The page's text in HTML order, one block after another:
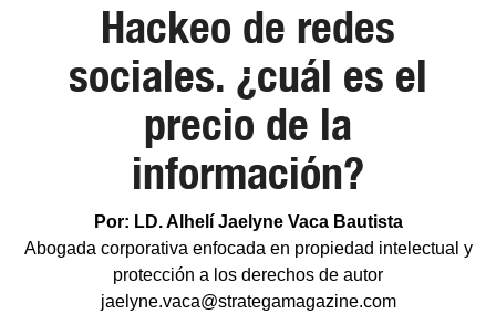
Hackeo de redes
sociales. ¿cuál es el
precio de la
información?
Por: LD. Alhelí Jaelyne Vaca Bautista
Abogada corporativa enfocada en propiedad intelectual y
protección a los derechos de autor
jaelyne.vaca@strategamagazine.com